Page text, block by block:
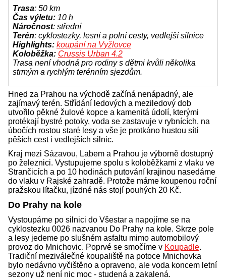
Trasa: 50 km
Čas výletu: 10 h
Náročnost: střední
Terén: cyklostezky, lesní a polní cesty, vedlejší silnice
Highlights: koupání na Vyžlovce
Koloběžka: Crussis Urban 4.2
Trasa není vhodná pro rodiny s dětmi kvůli několika
strmým a rychlým terénním sjezdům.
Hned za Prahou na východě začíná nenápadný, ale
zajímavý terén. Střídání ledových a meziledový dob
utvořilo pěkné žulové kopce a kamenitá údolí, kterými
protékají bystré potoky, voda se zastavuje v rybnících, na
úbočích rostou staré lesy a vše je protkáno hustou sítí
pěších cest i vedlejších silnic.
Kraj mezi Sázavou, Labem a Prahou je výborně dostupný
po železnici. Vystupujeme spolu s koloběžkami z vlaku ve
Strančicích a po 10 hodinách putování krajinou nasedáme
do vlaku v Rajské zahradě. Protože máme koupenou roční
pražskou lítačku, jízdné nás stojí pouhých 20 Kč.
Do Prahy na kole
Vystoupáme po silnici do Všestar a napojíme se na
cyklostezku 0026 nazvanou Do Prahy na kole. Skrze pole
a lesy jedeme po slušném asfaltu mimo automobilový
provoz do Mnichovic. Poprvé se smočíme v Koupadle.
Tradiční meziválečné koupaliště na potoce Mnichovka
bylo nedávno vyčištěno a opraveno, ale voda koncem letní
sezony už není nic moc - studená a zakalená.